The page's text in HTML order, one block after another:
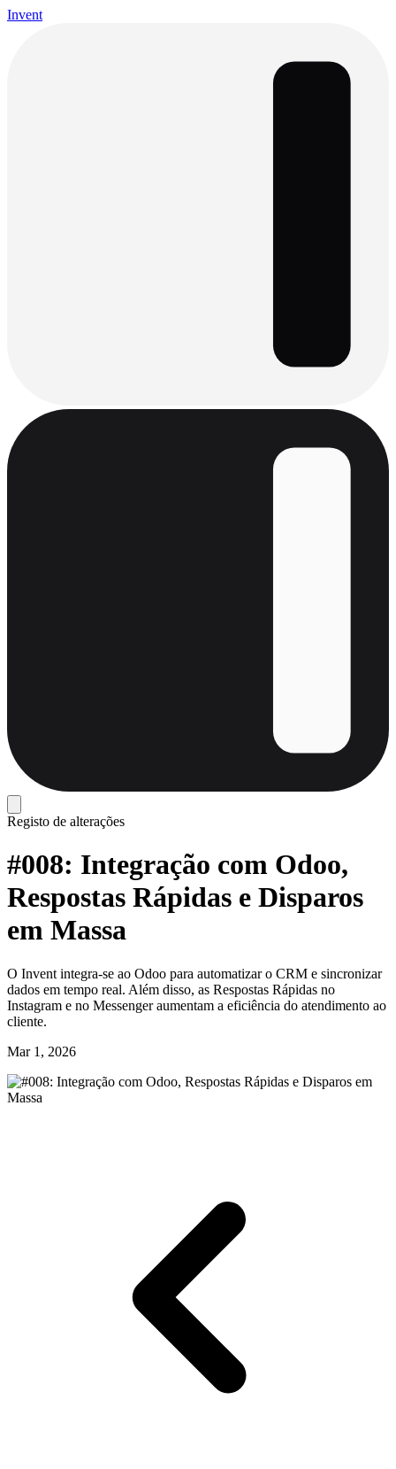
Invent
Registo de alterações
#008: Integração com Odoo,
Respostas Rápidas e Disparos
em Massa
O Invent integra-se ao Odoo para automatizar o CRM e sincronizar
dados em tempo real. Além disso, as Respostas Rápidas no
Instagram e no Messenger aumentam a eficiência do atendimento ao
cliente.
Mar 1, 2026